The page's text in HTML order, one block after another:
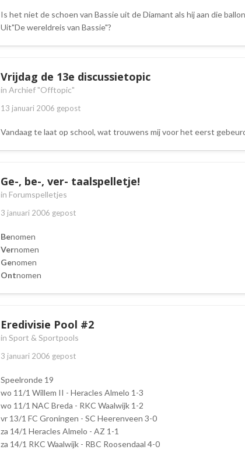
Is het niet de schoen van Bassie uit de Diamant als hij aan die
Uit"De wereldreis van Bassie"?
Vrijdag de 13e discussietopic
in Archief "Offtopic"
13 januari 2006 gepost
Vandaag te laat op school, wat trouwens mij voor het eerst
Ge-, be-, ver- taalspelletje!
in Forumspelletjes
3 januari 2006 gepost
Benomen
Vernomen
Genomen
Ontnomen
Eredivisie Pool #2
in Sport & Sportpools
3 januari 2006 gepost
Speelronde 19
wo 11/1 Willem II - Heracles Almelo 1-3
wo 11/1 NAC Breda - RKC Waalwijk 1-2
vr 13/1 FC Groningen - SC Heerenveen 3-0
za 14/1 Heracles Almelo - AZ 1-1
za 14/1 RKC Waalwijk - RBC Roosendaal 4-0